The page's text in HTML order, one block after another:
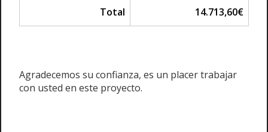
Total
14.713,60€
Agradecemos su confianza, es un placer trabajar
con usted en este proyecto.